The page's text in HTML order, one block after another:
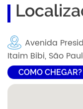
Avenida
Itaim Bibi, São
COMO CHEGAR?